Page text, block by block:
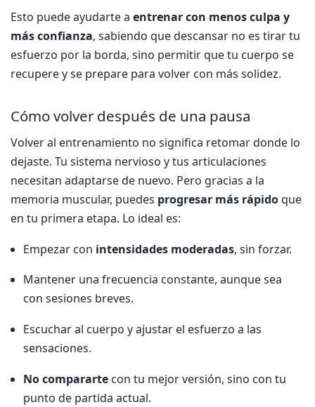
Esto puede ayudarte a entrenar con menos culpa y
más confianza, sabiendo que descansar no es tirar tu
esfuerzo por la borda, sino permitir que tu cuerpo se
recupere y se prepare para volver con más solidez.
Cómo volver después de una pausa
Volver al entrenamiento no significa retomar donde lo
dejaste. Tu sistema nervioso y tus articulaciones
necesitan adaptarse de nuevo. Pero gracias a la
memoria muscular, puedes progresar más rápidoque
en tu primera etapa. Lo ideal es:
Empezar con intensidades moderadas, sin forzar.
Mantener una frecuencia constante, aunque sea
con sesiones breves.
Escuchar al cuerpo y ajustar el esfuerzo a las
sensaciones.
No compararte con tu mejor versión, sino con tu
punto de partida actual.